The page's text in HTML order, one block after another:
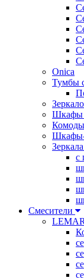
Onica
Тумбы
Шкафы
с
Смесители